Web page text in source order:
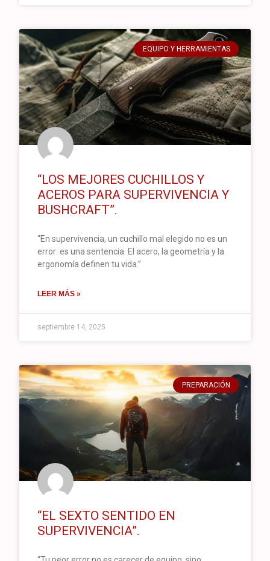
EQUIPO Y HERRAMIENTAS
“LOS MEJORES CUCHILLOS Y
ACEROS PARA SUPERVIVENCIA Y
BUSHCRAFT”.
“En supervivencia, un cuchillo mal elegido no es un
error: es una sentencia. El acero, la geometría y la
ergonomía definen tu vida.”
LEER MÁS »
septiembre 14, 2025
PREPARACIÓN
“EL SEXTO SENTIDO EN
SUPERVIVENCIA”.